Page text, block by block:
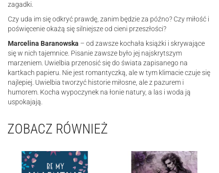
zagadki.
Czy uda im się odkryć prawdę, zanim będzie za późno? Czy miłość i
poświęcenie okażą się silniejsze od cieni przeszłości?
Marcelina Baranowska – od zawsze kochała książki i skrywające
się w nich tajemnice. Pisanie zawsze było jej najskrytszym
marzeniem. Uwielbia przenosić się do świata zapisanego na
kartkach papieru. Nie jest romantyczką, ale w tym klimacie czuje się
najlepiej. Uwielbia tworzyć historie miłosne, ale z pazurem i
humorem. Kocha wypoczynek na łonie natury, a las i woda ją
uspokajają.
ZOBACZ RÓWNIEŻ